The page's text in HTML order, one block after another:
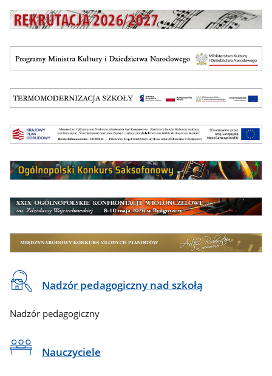
CSS
do
Banner
Baner
reklamowy
Na
skróty
Nadzór pedagogiczny nad szkołą
Nadzór pedagogiczny
Nauczyciele